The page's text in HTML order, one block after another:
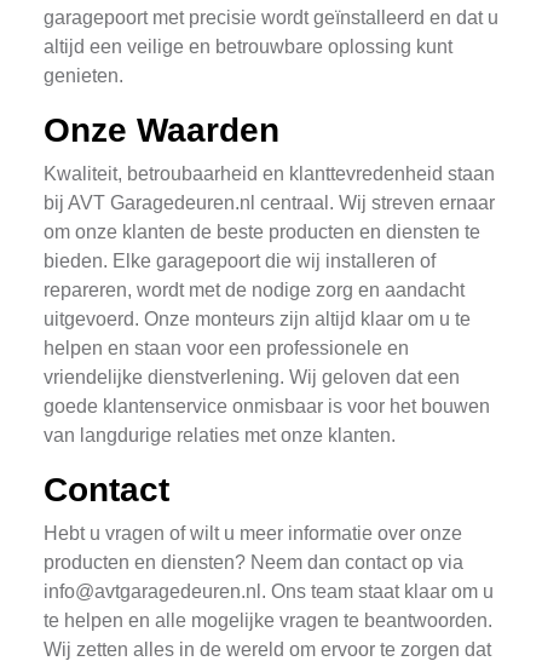
garagepoort met precisie wordt geïnstalleerd en dat u
altijd een veilige en betrouwbare oplossing kunt
genieten.
Onze Waarden
Kwaliteit, betroubaarheid en klanttevredenheid staan
bij AVT Garagedeuren.nl centraal. Wij streven ernaar
om onze klanten de beste producten en diensten te
bieden. Elke garagepoort die wij installeren of
repareren, wordt met de nodige zorg en aandacht
uitgevoerd. Onze monteurs zijn altijd klaar om u te
helpen en staan voor een professionele en
vriendelijke dienstverlening. Wij geloven dat een
goede klantenservice onmisbaar is voor het bouwen
van langdurige relaties met onze klanten.
Contact
Hebt u vragen of wilt u meer informatie over onze
producten en diensten? Neem dan contact op via
info@avtgaragedeuren.nl . Ons team staat klaar om u
te helpen en alle mogelijke vragen te beantwoorden.
Wij zetten alles in de wereld om ervoor te zorgen dat